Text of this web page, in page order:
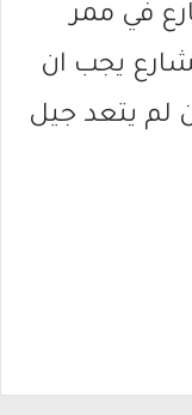
في ممر
يجب ان
لم يتعد جيل